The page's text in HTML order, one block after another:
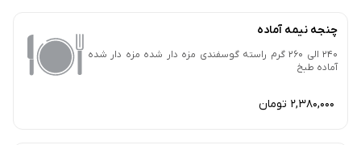
چنجه نیمه آماده
240 الی 260 گرم راسته گوسفندی مزه دار شده مزه دار شده
آماده طبخ
2,380,000 تومان